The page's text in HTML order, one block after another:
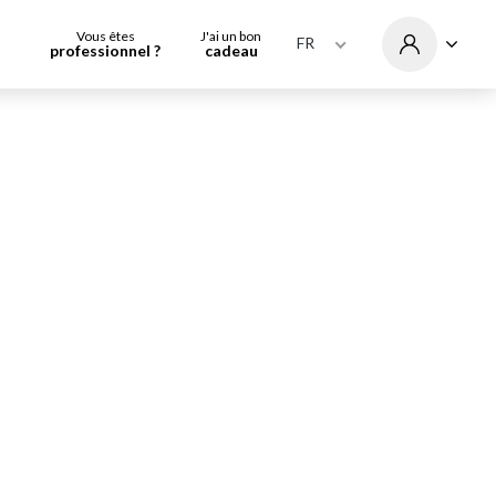
Vous êtes
professionnel ?
J'ai un bon
cadeau FR